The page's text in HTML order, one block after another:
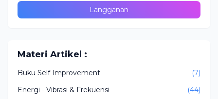
Materi Artikel :
Buku Self Improvement
(7)
Energi - Vibrasi & Frekuensi
(44)